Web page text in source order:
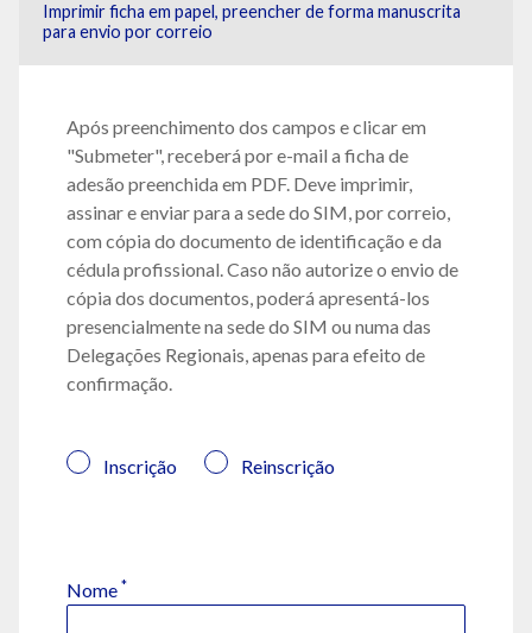
Imprimir ficha em papel, preencher de forma manuscrita
para envio por correio
Após preenchimento dos campos e clicar em
"Submeter", receberá por e-mail a ficha de
adesão preenchida em PDF. Deve imprimir,
assinar e enviar para a sede do SIM, por correio,
com cópia do documento de identificação e da
cédula profissional. Caso não autorize o envio de
cópia dos documentos, poderá apresentá-los
presencialmente na sede do SIM ou numa das
Delegações Regionais, apenas para efeito de
confirmação.
Inscrição Reinscrição
Nome *